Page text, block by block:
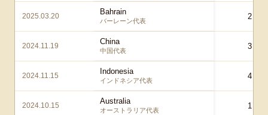
2025.03.20 Bahrain
バーレーン代表 2 – 0
2024.11.19 China
中国代表 3 – 1
2024.11.15 Indonesia
インドネシア代表 4 – 0
2024.10.15 Australia
オーストラリア代表 1 – 1